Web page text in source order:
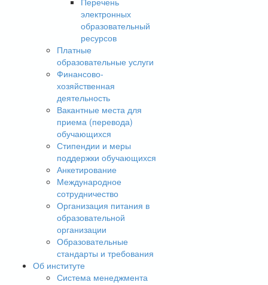
электронных
образовательный
ресурсов
Платные
образовательные услуги
Финансово-
хозяйственная
деятельность
Вакантные места для
приема (перевода)
обучающихся
Стипендии и меры
поддержки обучающихся
Анкетирование
Международное
сотрудничество
Организация питания в
образовательной
организации
Образовательные
стандарты и требования
Об институте
Система менеджмента